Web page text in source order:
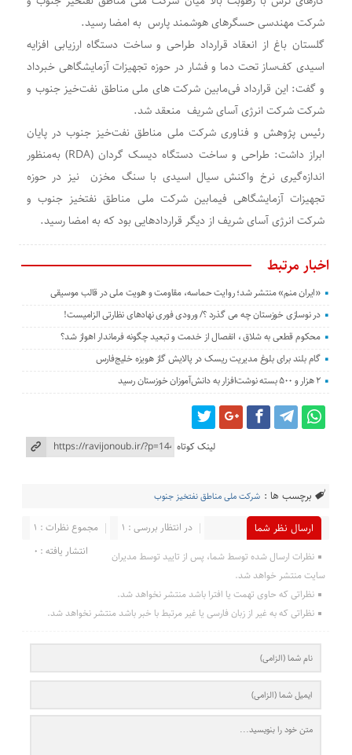
شرکت مهندسی حسگرهای هوشمند پارس به امضا رسید.
گلستان باغ از انعقاد قرارداد طراحی و ساخت دستگاه ارزیابی افزایه
اسیدی کف‌ساز تحت دما و فشار در حوزه تجهیزات آزمایشگاهی خبرداد
و گفت: این قرارداد فی‌مابین شرکت های ملی مناطق نفت‌خیز جنوب و
شرکت شرکت انرژی آسای شریف منعقد شد.
رئیس پژوهش و فناوری شرکت ملی مناطق نفت‌خیز جنوب در پایان
ابراز داشت: طراحی و ساخت دستگاه دیسک گردان(RDA)به‌منظور
اندازه‌گیری نرخ واکنش سیال اسیدی با سنگ مخزن نیز در حوزه
تجهیزات آزمایشگاهی فیمابین شرکت ملی مناطق نفتخیز جنوب و
شرکت انرژی آسای شریف از دیگر قراردادهایی بود که به امضا رسید.
اخبار مرتبط
«ایران منم» منتشر شد؛ روایت حماسه، مقاومت و هویت ملی در قالب موسیقی
در نوسازی خوزستان چه می گذرد ؟/ ورودی فوری نهادهای نظارتی الزامیست!
محکوم قطعی به شلاق ، انفصال از خدمت و تبعید چگونه فرماندار اهواز شد؟
گام بلند برای بلوغ مدیریت ریسک در پالایش گاز هویزه خلیج‌فارس
۲ هزار و ۵۰۰ بسته نوشت‌افزار به دانش‌آموزان خوزستان رسید
لینک کوتاه
برچسب ها : شركت ملی مناطق نفتخیز جنوب
ارسال نظر شما مجموع نظرات : 1
در انتظار بررسی : 1
انتشار یافته : 0
نظرات ارسال شده توسط شما، پس از تایید توسط مدیران
سایت منتشر خواهد شد.
نظراتی که حاوی تهمت یا افترا باشد منتشر نخواهد شد.
نظراتی که به غیر از زبان فارسی یا غیر مرتبط با خبر باشد منتشر نخواهد شد.